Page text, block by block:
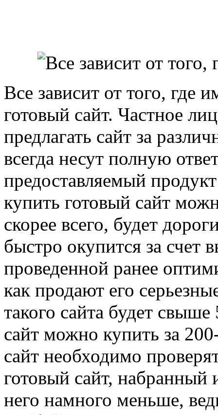
Все зависит от того, где
готовый сайт. Частное
предлагать сайт за
всегда несут полную
предоставляемый
купить готовый сайт
скорее всего, будет
быстро окупится за счет
проведенной ранее
как продают его
такого сайта будет
сайт можно купить за
сайт необходимо
готовый сайт, набранный
него намного меньше,